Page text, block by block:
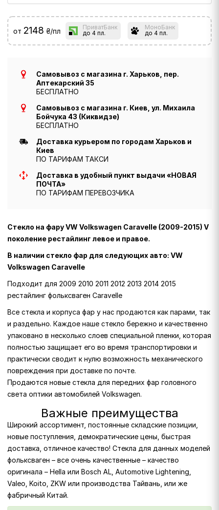
от 2148 ₴/пл
ПриватБанк
до 4 пл.
МоноБанк
до 4 пл.
Самовывоз с магазина г. Харьков, пер.
Аптекарский 35
БЕСПЛАТНО
Самовывоз с магазина г. Киев, ул. Михаила
Бойчука 43 (Киквидзе)
БЕСПЛАТНО
Доставка курьером по городам Харьков и
Киев
ПО ТАРИФАМ ТАКСИ
Доставка в удобный пункт выдачи «НОВАЯ
ПОЧТА»
ПО ТАРИФАМ ПЕРЕВОЗЧИКА
Стекло на фару VW Volkswagen Caravelle (2009-2015) V
поколение рестайлинг левое и правое.
В наличии стекло фар для следующих авто: VW
Volkswagen Caravelle
Подходит для 2009 2010 2011 2012 2013 2014 2015
рестайлинг фольксваген Caravelle
Все стекла и корпуса фар у нас продаются как парами, так
и раздельно. Каждое наше стекло бережно и качественно
упаковано в несколько слоев специальной пленки, которая
полностью защищает его во время транспортировки и
практически сводит к нулю возможность механического
повреждения при доставке по почте.
Продаются новые стекла для передних фар головного
света оптики автомобилей Volkswagen.
Важные преимущества
Широкий ассортимент, постоянные складские позиции,
новые поступления, демократические цены, быстрая
доставка, отличное качество! Стекла для данных моделей
фольксваген – все очень качественные – качество
оригинала – Hella или Bosch AL, Automotive Lightening,
Valeo, Koito, ZKW или производства Тайвань, или же
фабричный Китай.